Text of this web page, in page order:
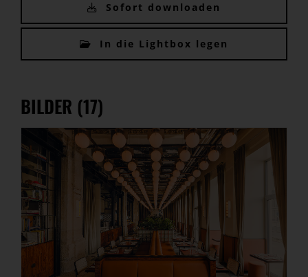
Sofort downloaden
In die Lightbox legen
BILDER (17)